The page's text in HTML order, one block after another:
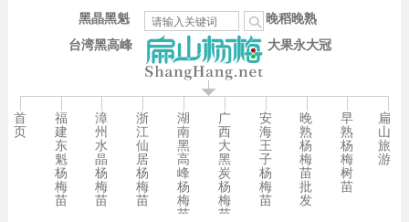
台湾黑高峰
晚稻晚熟
大果永大冠
黑晶黑魁
首
页
福
建
东
魁
杨
梅
苗
漳
州
水
晶
杨
梅
苗
浙
江
仙
居
杨
梅
苗
湖
南
黑
高
峰
杨
梅
苗
广
西
大
黑
炭
杨
梅
苗
安
海
王
子
杨
梅
苗
晚
熟
杨
梅
苗
批
发
早
熟
杨
梅
树
苗
扁
山
旅
游